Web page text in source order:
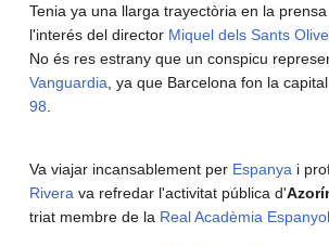
Tenia ya una llarga trayectòria en la
l'interés del director Miquel dels Sants
No és res estrany que un conspicu
Vanguardia , ya que Barcelona fon la
98
Va viajar incansablement per Espanya i
Rivera va refredar l'activitat pública d'
triat membre de la Real Acadèmia